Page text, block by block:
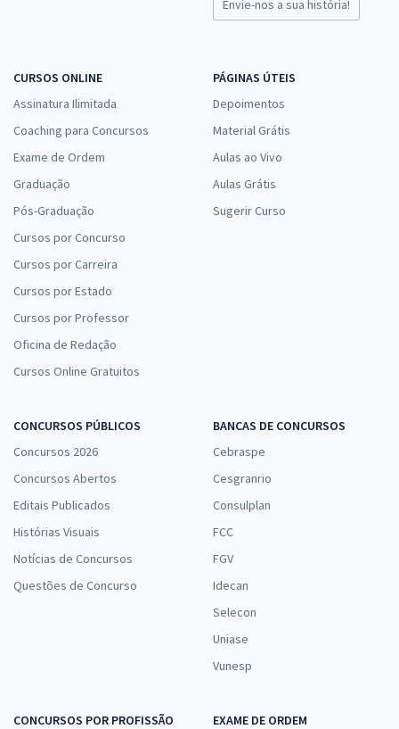
Envie-nos a sua história!
CURSOS ONLINE
Assinatura Ilimitada
Coaching para Concursos
Exame de Ordem
Graduação
Pós-Graduação
Cursos por Concurso
Cursos por Carreira
Cursos por Estado
Cursos por Professor
Oficina de Redação
Cursos Online Gratuitos
PÁGINAS ÚTEIS
Depoimentos
Material Grátis
Aulas ao Vivo
Aulas Grátis
Sugerir Curso
CONCURSOS PÚBLICOS
Concursos 2026
Concursos Abertos
Editais Publicados
Histórias Visuais
Notícias de Concursos
Questões de Concurso
BANCAS DE CONCURSOS
Cebraspe
Cesgranrio
Consulplan
FCC
FGV
Idecan
Selecon
Uniase
Vunesp
CONCURSOS POR PROFISSÃO
EXAME DE ORDEM